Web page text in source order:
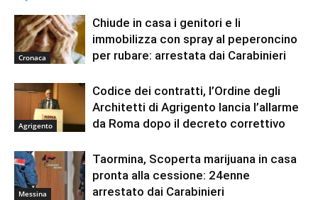
Cronaca
Chiude in casa i genitori e li
immobilizza con spray al peperoncino
per rubare: arrestata dai Carabinieri
Agrigento
Codice dei contratti, l’Ordine degli
Architetti di Agrigento lancia l’allarme
da Roma dopo il decreto correttivo
Messina
Taormina, Scoperta marijuana in casa
pronta alla cessione: 24enne
arrestato dai Carabinieri